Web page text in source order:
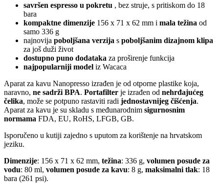
savršen espresso u pokretu , bez struje, s pritiskom do 18
bara
kompaktne dimenzije 156 x 71 x 62 mm i mala težina od
samo 336 g
najnovija poboljšana verzija s poboljšanim dizajnom klipa
za još duži život
dostupno puno dodataka za proširenje funkcija
najpopularniji model iz Wacaca
Aparat za kavu Nanopresso izrađen je od otporne plastike koja,
naravno, ne sadrži BPA. Portafilter je izrađen od nehrđajućeg
čelika, može se potpuno rastaviti radi jednostavnijeg čišćenja.
Aparat za kavu je su skladu s međunarodnim sigurnosnim
normama FDA, EU, RoHS, LFGB, GB.
Isporučeno u kutiji zajedno s uputom za korištenje na hrvatskom
jeziku.
Dimenzije: 156 x 71 x 62 mm, težina: 336 g, volumen posude za
vodu: 80 ml, volumen posude za kavu: 8 g, maksimalni tlak: 18
bara (261 psi).